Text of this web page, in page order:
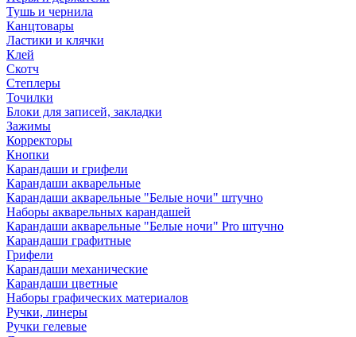
Тушь и чернила
Канцтовары
Ластики и клячки
Клей
Скотч
Степлеры
Точилки
Блоки для записей, закладки
Зажимы
Корректоры
Кнопки
Карандаши и грифели
Карандаши акварельные
Карандаши акварельные "Белые ночи" штучно
Наборы акварельных карандашей
Карандаши акварельные "Белые ночи" Pro штучно
Карандаши графитные
Грифели
Карандаши механические
Карандаши цветные
Наборы графических материалов
Ручки, линеры
Ручки гелевые